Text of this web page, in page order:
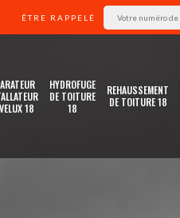
ÊTRE RAPPELÉ
18
HYDROFUGE
DE TOITURE
18
REHAUSSEMENT
DE TOITURE 18